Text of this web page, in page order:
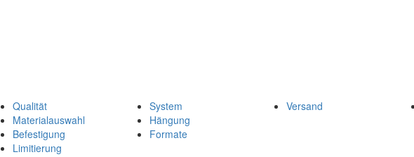
Qualität
Materialauswahl
Befestigung
Limitierung
System
Hängung
Formate
Versand